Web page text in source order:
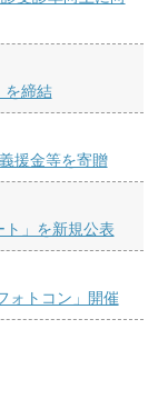
を締結
援金等を寄贈
」を新規公表
ォトコン」開催